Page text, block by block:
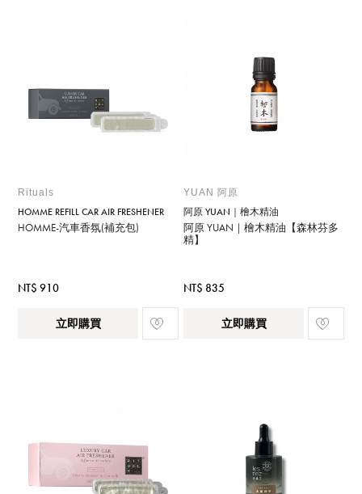
Rituals
HOMME REFILL CAR AIR FRESHENER
HOMME-汽車香氛(補充包)
NT$ 910
立即購買
YUAN 阿原
阿原 YUAN｜檜木精油
阿原 YUAN｜檜木精油【森林芬多
精】
NT$ 835
立即購買